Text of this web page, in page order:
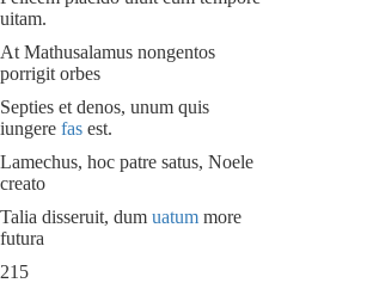
uitam.
At Mathusalamus nongentos
porrigit orbes
Septies et denos, unum quis
iungere fas est.
Lamechus, hoc patre satus, Noele
creato
Talia disseruit, dum uatum more
futura
215